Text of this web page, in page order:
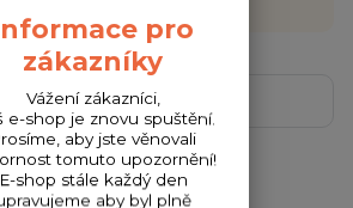
Komentáře
pro
zákazníky
Vážení zákazníci,
e-shop je znovu spuštění.
aby jste věnovali
tomuto upozornění!
E-shop stále každý den
aby byl plně